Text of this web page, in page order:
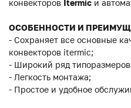
конвекторов Itermic и
ОСОБЕННОСТИ И
- Сохраняет все основные
конвекторов itermic;
- Широкий ряд
- Легкость монтажа;
- Простое и удобное